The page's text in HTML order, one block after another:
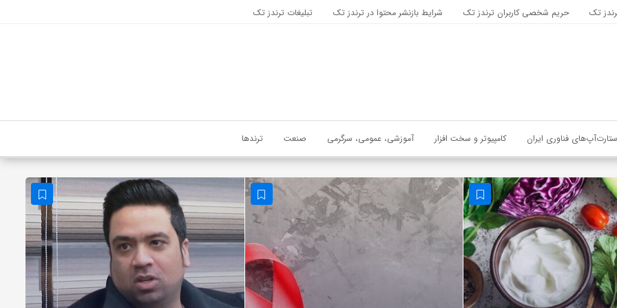
تک حریم شخصی کاربران ترندز تک شرایط بازنشر محتوا در ترندز تک تبلیغات ترندز تک
فناوری ایران کامپیوتر و سخت افزار آموزشی، عمومی، سرگرمی صنعت ترندها